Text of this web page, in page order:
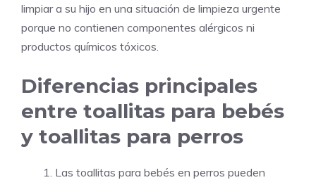
limpiar a su hijo en una situación de limpieza urgente
porque no contienen componentes alérgicos ni
productos químicos tóxicos.
Diferencias principales
entre toallitas para bebés
y toallitas para perros
Las toallitas para bebés en perros pueden